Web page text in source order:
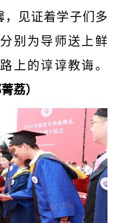
，见证着学子们多
别为导师送上鲜
上的谆谆教诲。
荔）